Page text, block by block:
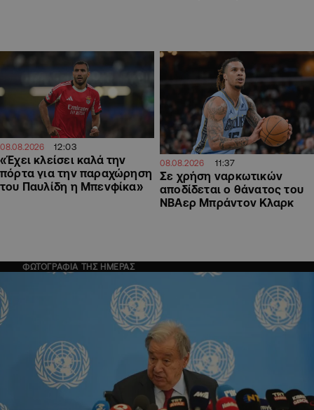
08.08.2026 12:03
«Έχει κλείσει καλά την
πόρτα για την παραχώρηση
του Παυλίδη η Μπενφίκα»
08.08.2026 11:37
Σε χρήση ναρκωτικών
αποδίδεται ο θάνατος του
ΝΒΑερ Μπράντον Κλαρκ
ΦΩΤΟΓΡΑΦΙΑ ΤΗΣ ΗΜΕΡΑΣ